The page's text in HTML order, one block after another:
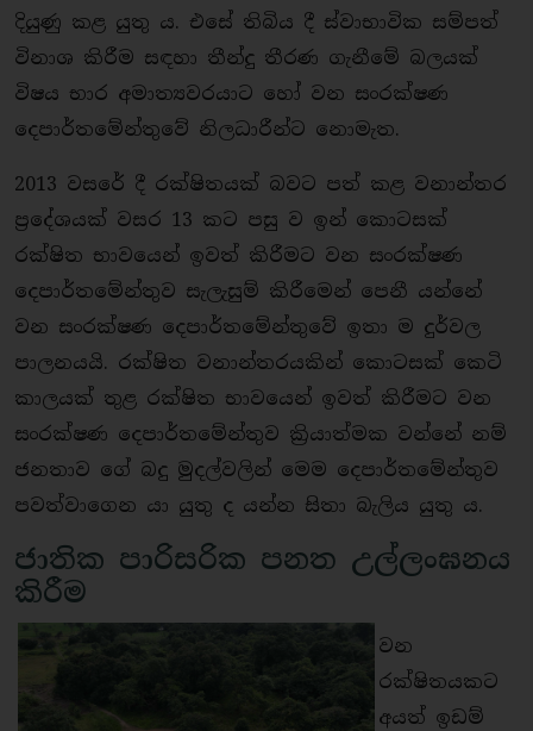
දියුණු කළ යුතු ය. එසේ තිබිය දී ස්වාභාවික සම්පත්
විනාශ කිරීම සඳහා තීන්දු තීරණ ගැනීමේ බලයක්
විෂය භාර අමාත්‍යවරයාට හෝ වන සංරක්ෂණ
දෙපාර්තමේන්තුවේ නිලධාරීන්ට නොමැත.
2013 වසරේ දී රක්ෂිතයක් බවට පත් කළ වනාන්තර
ප්‍රදේශයක් වසර 13 කට පසු ව ඉන් කොටසක්
රක්ෂිත භාවයෙන් ඉවත් කිරීමට වන සංරක්ෂණ
දෙපාර්තමේන්තුව සැලැසුම් කිරීමෙන් පෙනී යන්නේ
වන සංරක්ෂණ දෙපාර්තමේන්තුවේ ඉතා ම දුර්වල
පාලනයයි. රක්ෂිත වනාන්තරයකින් කොටසක් කෙටි
කාලයක් තුළ රක්ෂිත භාවයෙන් ඉවත් කිරීමට වන
සංරක්ෂණ දෙපාර්තමේන්තුව ක්‍රියාත්මක වන්නේ නම්
ජනතාව ගේ බදු මුදල්වලින් මෙම දෙපාර්තමේන්තුව
පවත්වාගෙන යා යුතු ද යන්න සිතා බැලිය යුතු ය.
ජාතික පාරිසරික පනත උල්ලංඝනය
කිරීම
වන
රක්ෂිතයකට
අයත් ඉඩම්